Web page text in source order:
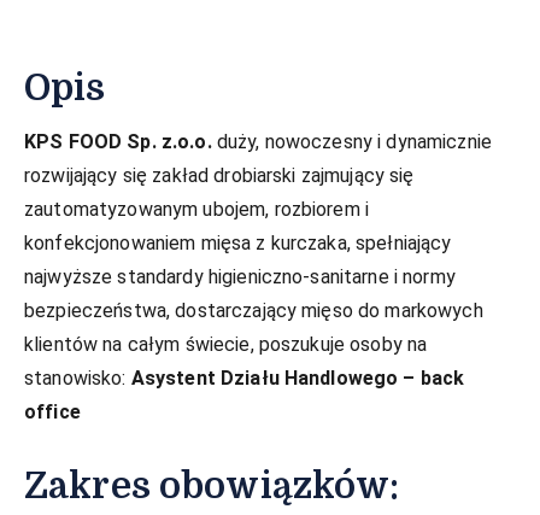
Opis
KPS FOOD Sp. z.o.o.duży, nowoczesny i dynamicznie
rozwijający się zakład drobiarski zajmujący się
zautomatyzowanym ubojem, rozbiorem i
konfekcjonowaniem mięsa z kurczaka, spełniający
najwyższe standardy higieniczno-sanitarne i normy
bezpieczeństwa, dostarczający mięso do markowych
klientów na całym świecie, poszukuje osoby na
stanowisko: Asystent Działu Handlowego – back
office
Zakres obowiązków: